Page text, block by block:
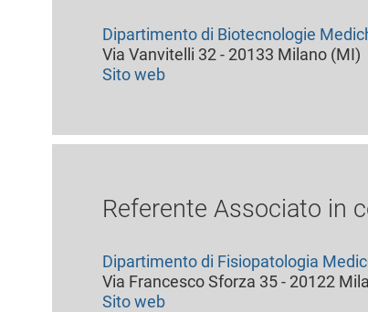
Dipartimento di Biotecnologie
Via Vanvitelli 32 - 20133 Milano (MI)
Sito web
Referente Associato in
Dipartimento di Fisiopatologia
Via Francesco Sforza 35 - 20122
Sito web